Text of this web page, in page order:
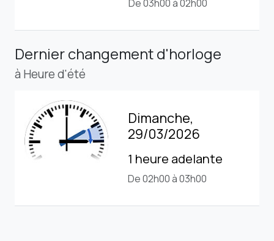
De 03h00 à 02h00
Dernier changement d'horloge
à Heure d'été
Dimanche,
29/03/2026
1 heure adelante
De 02h00 à 03h00